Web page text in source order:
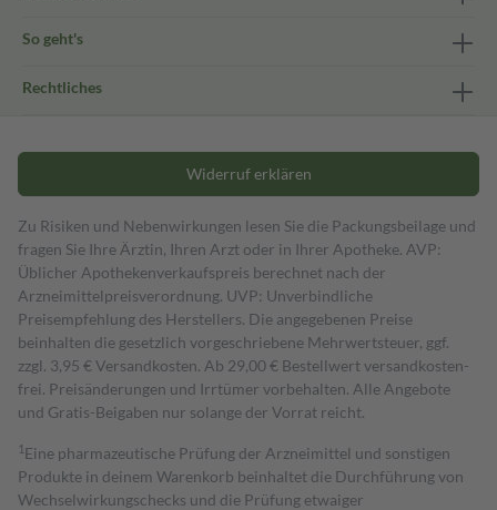
So geht's
Rechtliches
Widerruf erklären
Zu Risiken und Nebenwirkungen lesen Sie die Packungsbeilage und
fragen Sie Ihre Ärztin, Ihren Arzt oder in Ihrer Apotheke. AVP:
Üblicher Apothekenverkaufspreis berechnet nach der
Arzneimittelpreisverordnung. UVP: Unverbindliche
Preisempfehlung des Herstellers. Die angegebenen Preise
beinhalten die gesetzlich vorgeschriebene Mehrwertsteuer, ggf.
zzgl. 3,95 € Versandkosten. Ab 29,00 € Bestell­wert versand­kosten­
frei. Preisänderungen und Irrtümer vorbehalten. Alle Angebote
und Gratis-Beigaben nur solange der Vorrat reicht.
1 Eine pharmazeutische Prüfung der Arzneimittel und sonstigen
Produkte in deinem Warenkorb beinhaltet die Durchführung von
Wechselwirkungschecks und die Prüfung etwaiger